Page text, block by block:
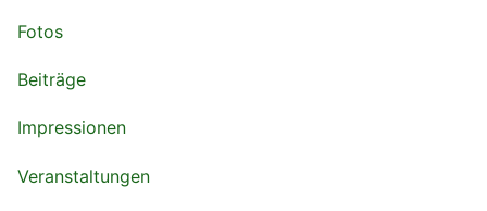
Fotos
Beiträge
Impressionen
Veranstaltungen